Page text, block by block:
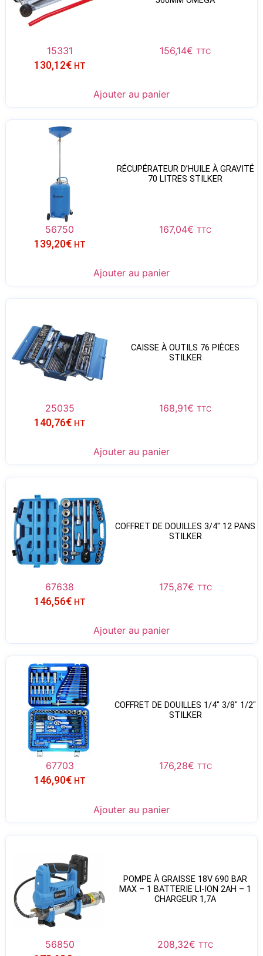
15331 156,14€ TTC
130,12€ HT
Ajouter au panier
RÉCUPÉRATEUR D’HUILE À GRAVITÉ
70 LITRES STILKER
56750 167,04€ TTC
139,20€ HT
Ajouter au panier
CAISSE À OUTILS 76 PIÈCES
STILKER
25035 168,91€ TTC
140,76€ HT
Ajouter au panier
COFFRET DE DOUILLES 3/4″ 12 PANS
STILKER
67638 175,87€ TTC
146,56€ HT
Ajouter au panier
COFFRET DE DOUILLES 1/4″ 3/8″ 1/2″
STILKER
67703 176,28€ TTC
146,90€ HT
Ajouter au panier
POMPE À GRAISSE 18V 690 BAR
MAX – 1 BATTERIE LI-ION 2AH – 1
CHARGEUR 1,7A
56850 208,32€ TTC